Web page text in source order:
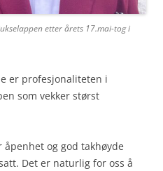
etter årets 17.mai-tog i
er profesjonaliteten i
som vekker størst
og god takhøyde
Det er naturlig for oss å